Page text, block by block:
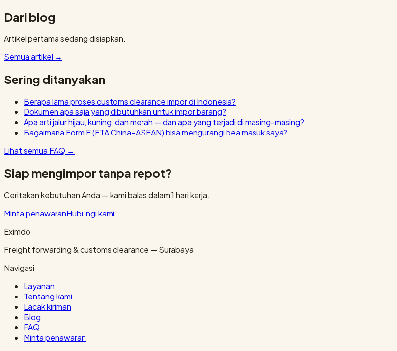
Dari blog
Artikel pertama sedang disiapkan.
Semua artikel →
Sering ditanyakan
Berapa lama proses customs clearance impor di Indonesia?
Dokumen apa saja yang dibutuhkan untuk impor barang?
Apa arti jalur hijau, kuning, dan merah — dan apa yang terjadi di masing-masing?
Bagaimana Form E (FTA China–ASEAN) bisa mengurangi bea masuk saya?
Lihat semua FAQ →
Siap mengimpor tanpa repot?
Ceritakan kebutuhan Anda — kami balas dalam 1 hari kerja.
Minta penawaranHubungi kami
Eximdo
Freight forwarding & customs clearance — Surabaya
Navigasi
Layanan
Tentang kami
Lacak kiriman
Blog
FAQ
Minta penawaran